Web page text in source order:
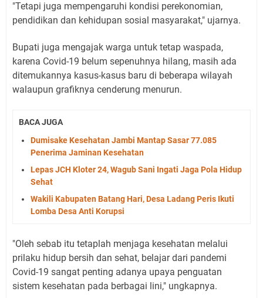
"Tetapi juga mempengaruhi kondisi perekonomian,
pendidikan dan kehidupan sosial masyarakat," ujarnya.
Bupati juga mengajak warga untuk tetap waspada,
karena Covid-19 belum sepenuhnya hilang, masih ada
ditemukannya kasus-kasus baru di beberapa wilayah
walaupun grafiknya cenderung menurun.
BACA JUGA
Dumisake Kesehatan Jambi Mantap Sasar 77.085
Penerima Jaminan Kesehatan
Lepas JCH Kloter 24, Wagub Sani Ingati Jaga Pola Hidup
Sehat
Wakili Kabupaten Batang Hari, Desa Ladang Peris Ikuti
Lomba Desa Anti Korupsi
"Oleh sebab itu tetaplah menjaga kesehatan melalui
prilaku hidup bersih dan sehat, belajar dari pandemi
Covid-19 sangat penting adanya upaya penguatan
sistem kesehatan pada berbagai lini," ungkapnya.